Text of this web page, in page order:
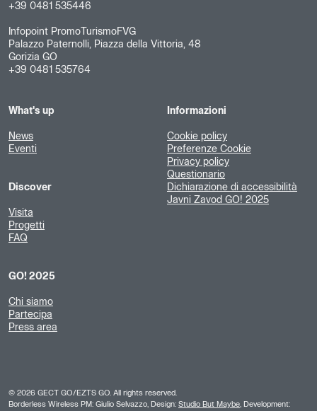
+39 0481 535446
Infopoint PromoTurismoFVG
Palazzo Paternolli, Piazza della Vittoria, 48
Gorizia GO
+39 0481 535764
What's up
News
Eventi
Discover
Visita
Progetti
FAQ
GO! 2025
Chi siamo
Partecipa
Press area
Informazioni
Cookie policy
Preferenze Cookie
Privacy policy
Questionario
Dichiarazione di accessibilità
Javni Zavod GO! 2025
© 2026 GECT GO/EZTS GO. All rights reserved.
Borderless Wireless PM: Giulio Selvazzo, Design: Studio But Maybe , Development: